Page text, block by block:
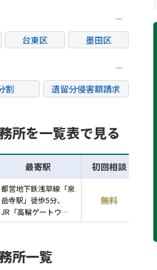
台東区
墨田区
練馬区
足立区
府中市
調布市
割
遺留分侵害額請求
調査
産)
所を一覧表で見る
最寄駅 初回相談
都営地下鉄浅草線「泉
岳寺駅」徒歩5分、
JR「高輪ゲートウェ
イ駅」徒歩7分
無料
所一覧